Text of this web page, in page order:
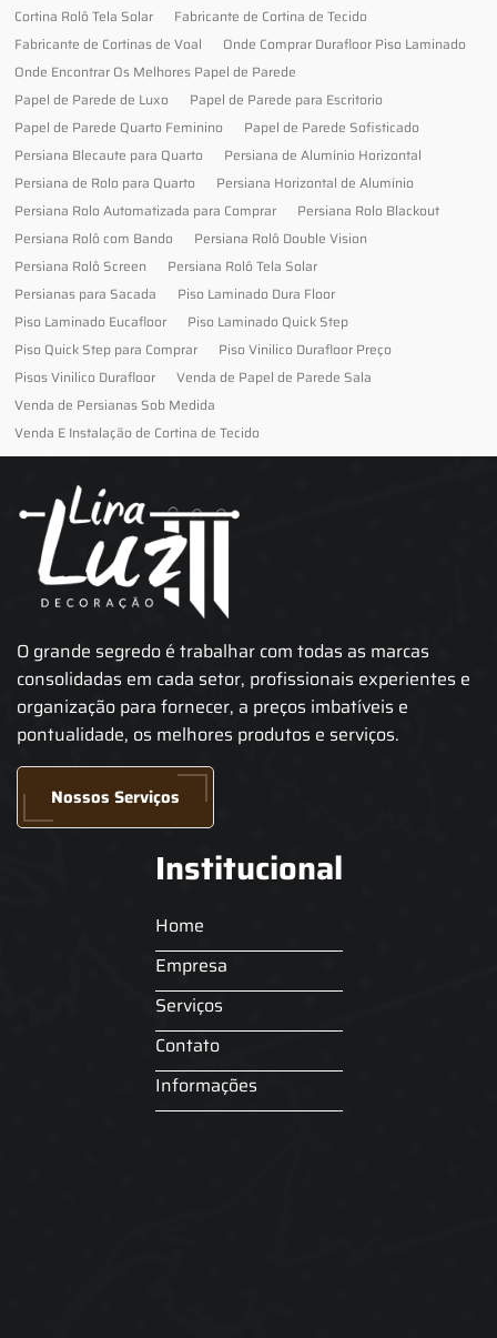
Cortina Rolô Tela Solar
Fabricante de Cortina de Tecido
Fabricante de Cortinas de Voal
Onde Comprar Durafloor Piso Laminado
Onde Encontrar Os Melhores Papel de Parede
Papel de Parede de Luxo
Papel de Parede para Escritorio
Papel de Parede Quarto Feminino
Papel de Parede Sofisticado
Persiana Blecaute para Quarto
Persiana de Alumínio Horizontal
Persiana de Rolo para Quarto
Persiana Horizontal de Alumínio
Persiana Rolo Automatizada para Comprar
Persiana Rolo Blackout
Persiana Rolô com Bando
Persiana Rolô Double Vision
Persiana Rolô Screen
Persiana Rolô Tela Solar
Persianas para Sacada
Piso Laminado Dura Floor
Piso Laminado Eucafloor
Piso Laminado Quick Step
Piso Quick Step para Comprar
Piso Vinilico Durafloor Preço
Pisos Vinilico Durafloor
Venda de Papel de Parede Sala
Venda de Persianas Sob Medida
Venda E Instalação de Cortina de Tecido
O grande segredo é trabalhar com todas as marcas
consolidadas em cada setor, profissionais experientes e
organização para fornecer, a preços imbatíveis e
pontualidade, os melhores produtos e serviços.
Nossos Serviços
Institucional
Home
Empresa
Serviços
Contato
Informações